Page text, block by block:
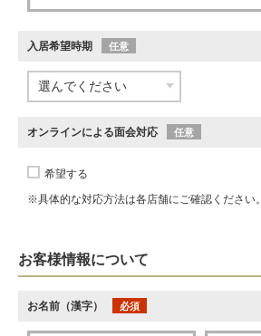
入居希望時期 任意
オンラインによる面会対応 任意
希望する
※具体的な対応方法は各店舗にご確認ください。
お客様情報について
お名前（漢字） 必須